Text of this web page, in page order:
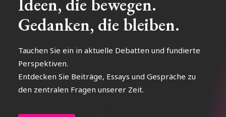
Ideen, die bewegen.
Gedanken, die bleiben.
Tauchen Sie ein in aktuelle Debatten und fundierte
Perspektiven.
Entdecken Sie Beiträge, Essays und Gespräche zu
den zentralen Fragen unserer Zeit.